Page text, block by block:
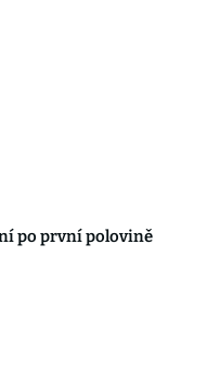
po první polovině